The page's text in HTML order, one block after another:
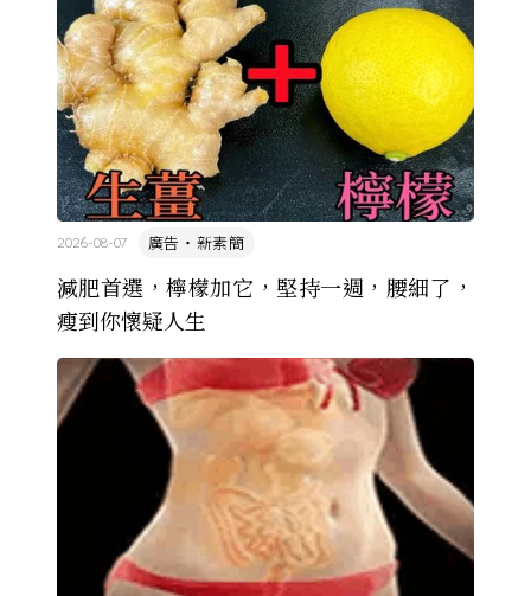
減肥首選，檸檬加它，堅持一週，腰細了，
瘦到你懷疑人生
廣告・新素簡
2026-08-07